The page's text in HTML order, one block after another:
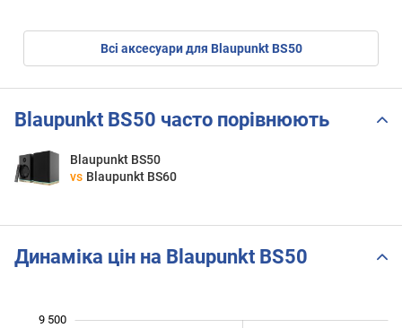
Всі аксесуари для Blaupunkt BS50
Blaupunkt BS50 часто порівнюють
Blaupunkt BS50
vs Blaupunkt BS60
Динаміка цін на Blaupunkt BS50
9 500